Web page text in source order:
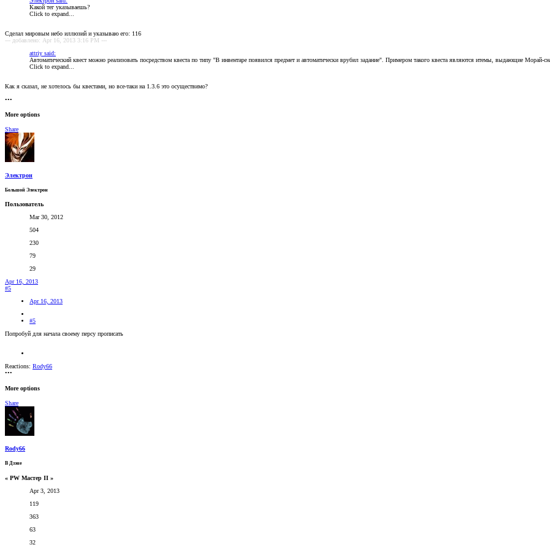
Какой тег указываешь?
Click to expand...
Сделал мировым небо иллюзий и указываю его: 116
--- добавлено: Apr 16, 2013 3:16 PM ---
attriy said:
Автоматический квест можно реализовать посредством квеста по типу "В инвентаре появился предмет и автоматически врубил задание". Примером такого квеста являются итемы, выдающие Морай-
Click to expand...
Как я сказал, не хотелось бы квестами, но все-таки на 1.3.6 это осуществимо?
•••
More options
Share
Электрон
Большой Электрон
Пользователь
Mar 30, 2012
504
230
79
29
Apr 16, 2013
#5
Apr 16, 2013
#5
Попробуй для начала своему персу прописать
Reactions: Rody66
•••
More options
Share
Rody66
В Дзэне
« PW Мастер II »
Apr 3, 2013
119
363
63
32